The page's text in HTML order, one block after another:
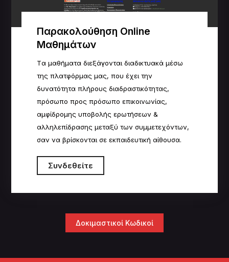
Παρακολούθηση Online
Μαθημάτων
Tα μαθήματα διεξάγονται διαδικτυακά μέσω
της πλατφόρμας μας, που έχει την
δυνατότητα πλήρους διαδραστικότητας,
πρόσωπο προς πρόσωπο επικοινωνίας,
αμφίδρομης υποβολής ερωτήσεων &
αλληλεπίδρασης μεταξύ των συμμετεχόντων,
σαν να βρίσκονται σε εκπαιδευτική αίθουσα.
Συνδεθείτε
Δοκιμαστικοί Κωδικοί